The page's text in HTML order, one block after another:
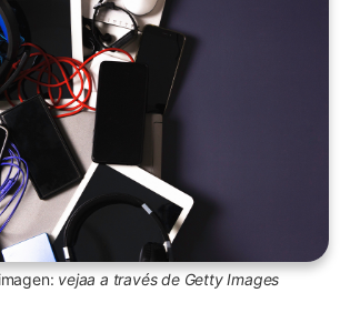
vejaa a través de Getty Images